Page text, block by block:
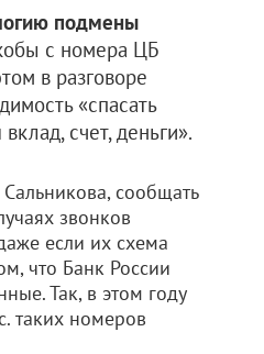
подмены
с номера ЦБ
в разговоре
«спасать
счет, деньги».
сообщать
звонков
если их схема
что Банк России
Так, в этом году
таких номеров